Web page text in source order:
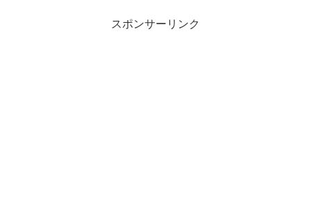
スポンサーリンク